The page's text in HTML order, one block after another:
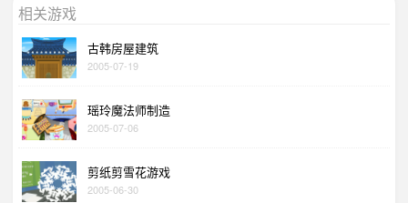
相关游戏
古韩房屋建筑
2005-07-19
瑶玲魔法师制造
2005-07-06
剪纸剪雪花游戏
2005-06-30